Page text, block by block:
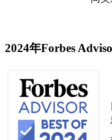
2024年Forbes